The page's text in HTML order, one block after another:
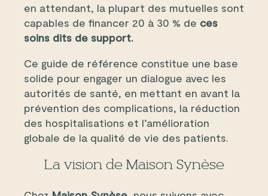
en attendant, la plupart des mutuelles sont
capables de financer 20 à 30 % de ces
soins dits de support.
Ce guide de référence constitue une base
solide pour engager un dialogue avec les
autorités de santé, en mettant en avant la
prévention des complications, la réduction
des hospitalisations et l’amélioration
globale de la qualité de vie des patients.
La vision de Maison Synèse